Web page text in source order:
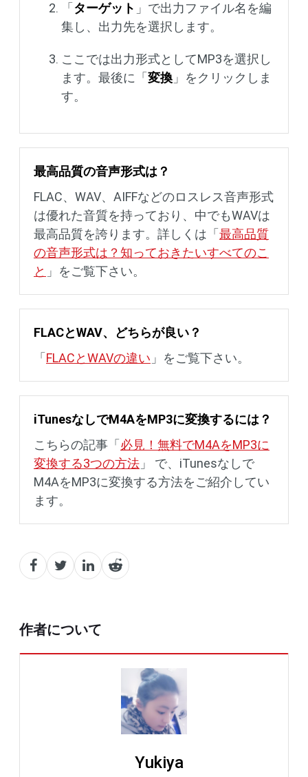
「 ターゲット 」で出力ファイル名を編
集し、出力先を選択します。
ここでは出力形式としてMP3を選択し
ます。最後に「 変換 」をクリックしま
す。
最高品質の音声形式は？
FLAC、WAV、AIFFなどのロスレス音声形式
は優れた音質を持っており、中でもWAVは
最高品質を誇ります。詳しくは「 最高品質
の音声形式は？知っておきたいすべてのこ
と 」をご覧下さい。
FLACとWAV、どちらが良い？
「 FLACとWAVの違い 」をご覧下さい。
iTunesなしでM4AをMP3に変換するには？
こちらの記事「 必見！無料でM4AをMP3に
変換する3つの方法 」 で、iTunesなしで
M4AをMP3に変換する方法をご紹介してい
ます。
作者について
Yukiya